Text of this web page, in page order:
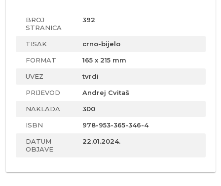
BROJ
STRANICA
392
TISAK crno-bijelo
FORMAT 165 x 215 mm
UVEZ tvrdi
PRIJEVOD Andrej Cvitaš
NAKLADA 300
ISBN 978-953-365-346-4
DATUM
OBJAVE
22.01.2024.